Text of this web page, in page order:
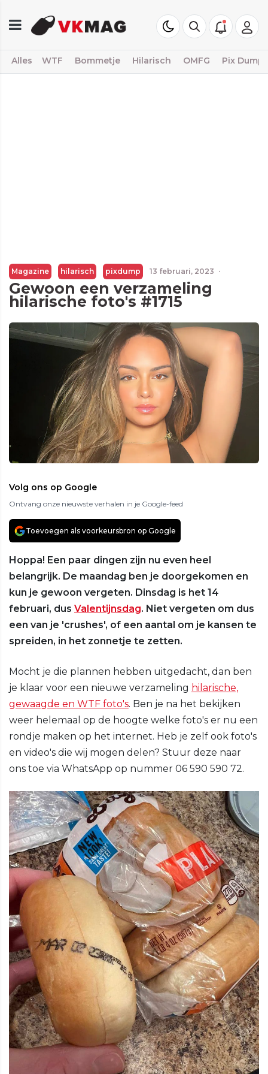
Alles WTF Bommetje Hilarisch OMFG Pix Dump
Magazine hilarisch pixdump 13 februari, 2023 ·
Gewoon een verzameling
hilarische foto's #1715
Volg ons op Google
Ontvang onze nieuwste verhalen in je Google-feed
Toevoegen als voorkeursbron op Google
Hoppa! Een paar dingen zijn nu even heel
belangrijk. De maandag ben je doorgekomen en
kun je gewoon vergeten. Dinsdag is het 14
februari, dus Valentijnsdag. Niet vergeten om dus
een van je 'crushes', of een aantal om je kansen te
spreiden, in het zonnetje te zetten.
Mocht je die plannen hebben uitgedacht, dan ben
je klaar voor een nieuwe verzameling hilarische,
gewaagde en WTF foto's. Ben je na het bekijken
weer helemaal op de hoogte welke foto's er nu een
rondje maken op het internet. Heb je zelf ook foto's
en video's die wij mogen delen? Stuur deze naar
ons toe via WhatsApp op nummer 06 590 590 72.